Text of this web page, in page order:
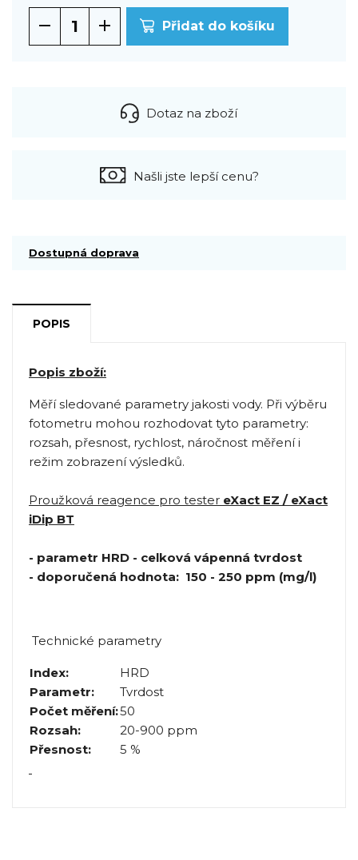
Přidat do košíku
Dotaz na zboží
Našli jste lepší cenu?
Dostupná doprava
POPIS
Popis zboží:
Měří sledované parametry jakosti vody. Při výběru
fotometru mohou rozhodovat tyto parametry:
rozsah, přesnost, rychlost, náročnost měření i
režim zobrazení výsledků.
Proužková reagence pro tester eXact EZ / eXact
iDip BT
- parametr HRD - celková vápenná tvrdost
- doporučená hodnota: 150 - 250 ppm (mg/l)
Technické parametry
Index:
HRD
Parametr:
Tvrdost
Počet měření:50
Rozsah:
20-900 ppm
Přesnost:
5 %